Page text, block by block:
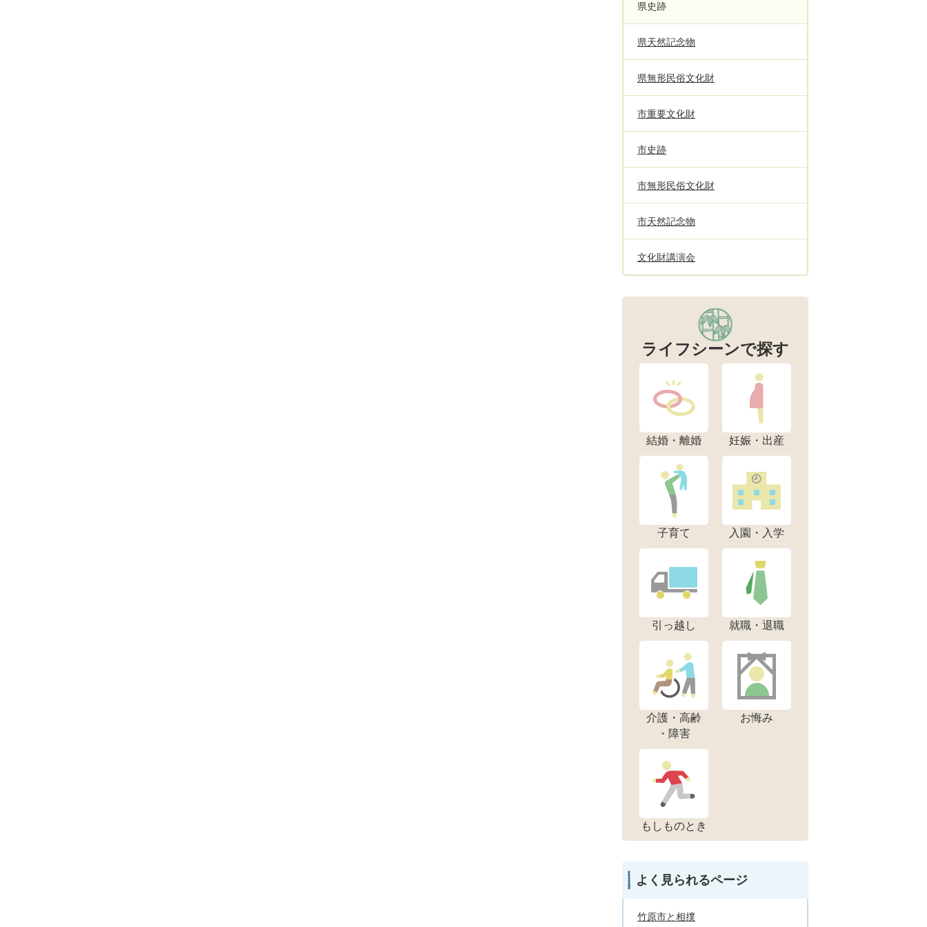
県史跡
県天然記念物
県無形民俗文化財
市重要文化財
市史跡
市無形民俗文化財
市天然記念物
文化財講演会
ライフシーンで探す
結婚・離婚 妊娠・出産
子育て 入園・入学
引っ越し 就職・退職
介護・高齢
・障害
お悔み
もしものとき
よく見られるページ
竹原市と相撲